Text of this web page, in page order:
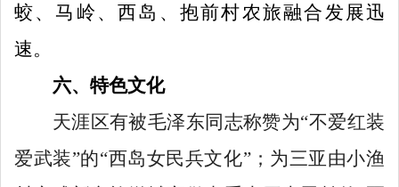
蛟、马岭、西岛、抱前村农旅融合发展迅
速。
六、特色文化
天涯区有被毛泽东同志称赞为“不爱红装
爱武装”的“西岛女民兵文化”；为三亚由小渔